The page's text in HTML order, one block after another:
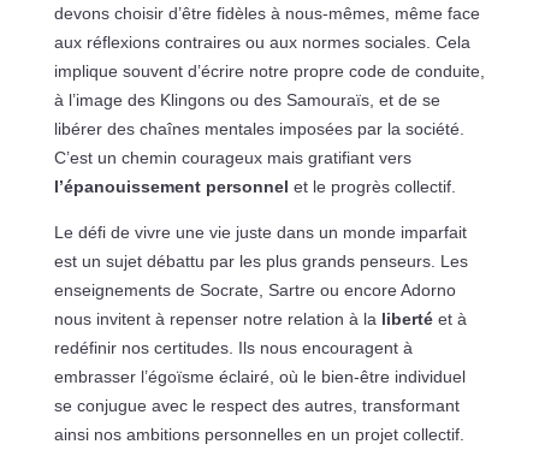
devons choisir d’être fidèles à nous-mêmes, même face
aux réflexions contraires ou aux normes sociales. Cela
implique souvent d’écrire notre propre code de conduite,
à l’image des Klingons ou des Samouraïs, et de se
libérer des chaînes mentales imposées par la société.
C’est un chemin courageux mais gratifiant vers
l’épanouissement personnel et le progrès collectif.
Le défi de vivre une vie juste dans un monde imparfait
est un sujet débattu par les plus grands penseurs. Les
enseignements de Socrate, Sartre ou encore Adorno
nous invitent à repenser notre relation à la libertéet à
redéfinir nos certitudes. Ils nous encouragent à
embrasser l’égoïsme éclairé, où le bien-être individuel
se conjugue avec le respect des autres, transformant
ainsi nos ambitions personnelles en un projet collectif.